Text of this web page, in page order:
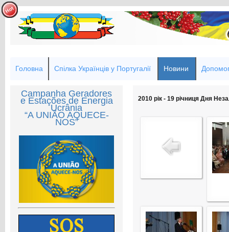
Головна Спілка Українців у Португалії Новини
Campanha Geradores
e Estações de Energia
Ucrânia
“A UNIÃO AQUECE-
NOS”
2010 рік - 19 річниця Дня